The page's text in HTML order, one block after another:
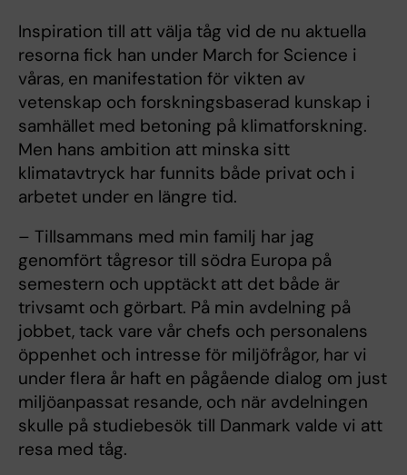
Inspiration till att välja tåg vid de nu aktuella
resorna fick han under March for Science i
våras, en manifestation för vikten av
vetenskap och forskningsbaserad kunskap i
samhället med betoning på klimatforskning.
Men hans ambition att minska sitt
klimatavtryck har funnits både privat och i
arbetet under en längre tid.
– Tillsammans med min familj har jag
genomfört tågresor till södra Europa på
semestern och upptäckt att det både är
trivsamt och görbart. På min avdelning på
jobbet, tack vare vår chefs och personalens
öppenhet och intresse för miljöfrågor, har vi
under flera år haft en pågående dialog om just
miljöanpassat resande, och när avdelningen
skulle på studiebesök till Danmark valde vi att
resa med tåg.